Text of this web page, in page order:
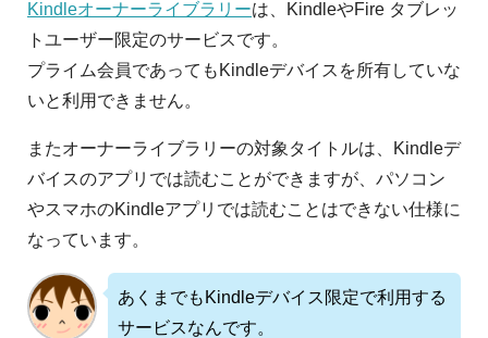
Kindleオーナーライブラリーは、KindleやFire タブレッ
トユーザー限定のサービスです。
プライム会員であってもKindleデバイスを所有していな
いと利用できません。
またオーナーライブラリーの対象タイトルは、Kindleデ
バイスのアプリでは読むことができますが、パソコン
やスマホのKindleアプリでは読むことはできない仕様に
なっています。
あくまでもKindleデバイス限定で利用する
サービスなんです。